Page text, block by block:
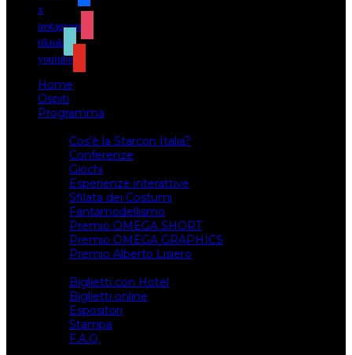
x
instagram
tiktok
youtube
Home
Ospiti
Programma
Cos’è la Starcon Italia?
Conferenze
Giochi
Esperienze interattive
Sfilata dei Costumi
Fantamodellismo
Premio OMEGA SHORT
Premio OMEGA GRAPHICS
Premio Alberto Lisiero
Biglietti con Hotel
Biglietti online
Espositori
Stampa
F.A.Q.